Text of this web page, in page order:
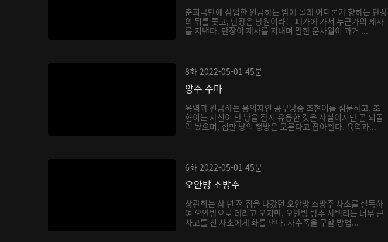
춘희극단에 잠입한 원금하는 밤에 몰래 어디론가 향하는 단장
의 뒤를 쫓고, 단장은 낭원이라는 폐가에 가서 누군가의 제사
를 지낸다. 단장이 제사를 지내며 말한 운차월이 과거 ...
8화 2022-05-01 45분
양주 수마
육역과 원금하는 용의자인 공부낭중 조현이를 심문하고, 조
현이는 자신이 만 냥을 잠시 유용한 것은 사실이지만 곧 되돌
려 놨으며, 십만 냥의 행방은 모른다고 잡아뗀다. 육역과...
6화 2022-05-01 45분
오안방 소방주
상관희는 삼 년 전 집을 나갔던 오안방 소방주 사소를 설득하
여 오안방으로 데리고 오지만, 오안방 방주 사백리는 너무 큰
사고를 친 사소에게 화를 낸다. 사수죽을 구할 방법...